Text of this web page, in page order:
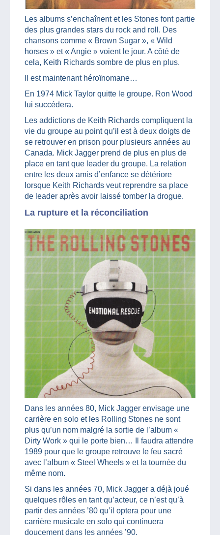
Les albums s’enchaînent et les Stones font partie
des plus grandes stars du rock and roll. Des
chansons comme « Brown Sugar », « Wild
horses » et « Angie » voient le jour. A côté de
cela, Keith Richards sombre de plus en plus.
Il est maintenant héroïnomane…
En 1974 Mick Taylor quitte le groupe. Ron Wood
lui succédera.
Les addictions de Keith Richards compliquent la
vie du groupe au point qu’il est à deux doigts de
se retrouver en prison pour plusieurs années au
Canada. Mick Jagger prend de plus en plus de
place en tant que leader du groupe. La relation
entre les deux amis d’enfance se détériore
lorsque Keith Richards veut reprendre sa place
de leader après avoir laissé tomber la drogue.
La rupture et la réconciliation
Dans les années 80, Mick Jagger envisage une
carrière en solo et les Rolling Stones ne sont
plus qu’un nom malgré la sortie de l’album «
Dirty Work » qui le porte bien… Il faudra attendre
1989 pour que le groupe retrouve le feu sacré
avec l’album « Steel Wheels » et la tournée du
même nom.
Si dans les années 70, Mick Jagger a déjà joué
quelques rôles en tant qu’acteur, ce n’est qu’à
partir des années ’80 qu’il optera pour une
carrière musicale en solo qui continuera
doucement dans les années ’90.